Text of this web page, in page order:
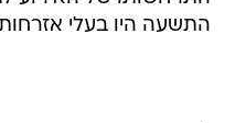
התשעה היו בעלי